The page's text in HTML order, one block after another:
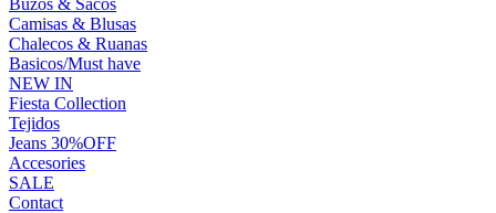
Buzos & Sacos
Camisas & Blusas
Chalecos & Ruanas
Basicos/Must have
NEW IN
Fiesta Collection
Tejidos
Jeans 30%OFF
Accesories
SALE
Contact